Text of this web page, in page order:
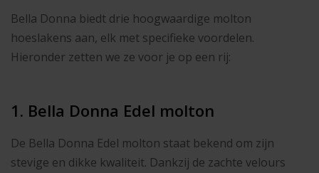
Bella Donna biedt drie hoogwaardige molton
hoeslakens aan, elk met specifieke voordelen.
Hieronder zetten we ze voor je op een rij:
1. Bella Donna Edel molton
De Bella Donna Edel molton staat bekend om zijn
stevige en dikke kwaliteit. Dankzij de zachte velours